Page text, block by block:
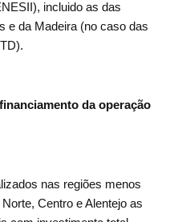
incluido as das
e da Madeira (no caso das
da operação
nas regiões menos
Centro e Alentejo as